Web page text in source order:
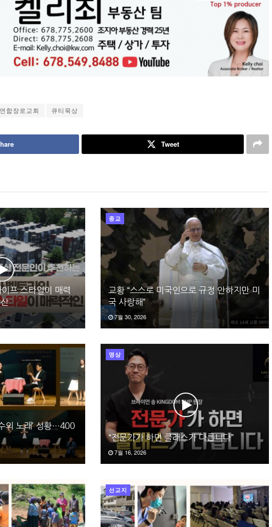
합장로교회 큐티묵상
Tweet
프 스타일이 매력
종교
교황 “스스로 미국인으로 규정 안하지만 미
국 사랑해”
7월 30, 2026
의 노래’ 성황…400
영상
“전문가가 하면 클래스가 다릅니다”
7월 16, 2026
선교지